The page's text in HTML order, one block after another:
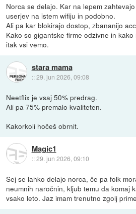
Norca se delajo. Kar na lepem
userjev na istem wifiju in podobno.
Ali pa kar blokirajo dostop, zbananijo
Kako so gigantske firme odzivne in
itak vsi vemo.
stara mama
::29. jun 2026, 09:08
Neetflix je vsaj 50% predrag.
Ali pa 75% premalo kvaliteten.
Kakorkoli hočeš obrnit.
Magic1
::29. jun 2026, 09:10
Sej se lahko delajo norca, če pa folk
neumnih naročnin, kljub temu da komaj
vsako leto. Jaz imam trenutno zgolj